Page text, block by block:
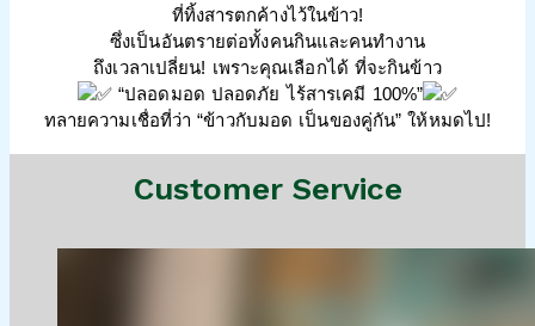
ที่ทิ้งสารตกค้างไว้ในข้าว!
ซึ่งเป็นอันตรายต่อทั้งคนกินและคนทำงาน
ถึงเวลาเปลี่ยน! เพราะคุณเลือกได้ ที่จะกินข้าว
“ปลอดมอด ปลอดภัย ไร้สารเคมี 100%”
ทลายความเชื่อที่ว่า “ข้าวกับมอด เป็นของคู่กัน” ให้หมดไป!
Customer Service